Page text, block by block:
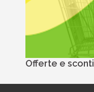
Offerte e sconti